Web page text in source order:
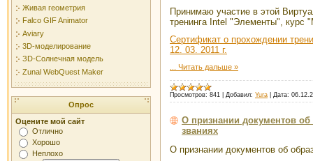
Живая геометрия
Falco GIF Animator
Aviary
3D-моделирование
ЗD-Солнечная модель
Zunal WebQuest Maker
Опрос
Оцените мой сайт
Отлично
Хорошо
Неплохо
Принимаю участие в этой
тренинга Intel "Элементы", курс
Сертификат о прохождении
12. 03. 2011 г.
Читать дальше »
Просмотров: 841 Добавил: Yura Дата:
О признании документов
званиях
О признании документов об